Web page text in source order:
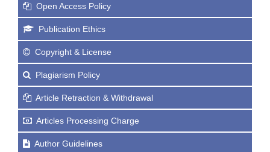
Open Access Policy
Publication Ethics
Copyright & License
Plagiarism Policy
Article Retraction & Withdrawal
Articles Processing Charge
Author Guidelines